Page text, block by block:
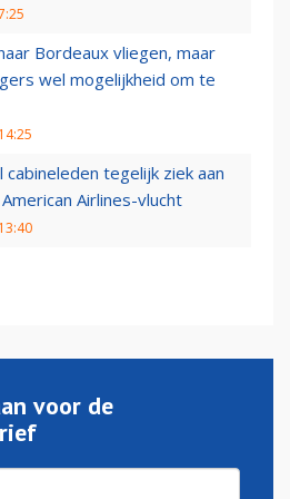
Bordeaux vliegen, maar
wel mogelijkheid om te
cabineleden tegelijk ziek aan
Airlines-vlucht
voor de